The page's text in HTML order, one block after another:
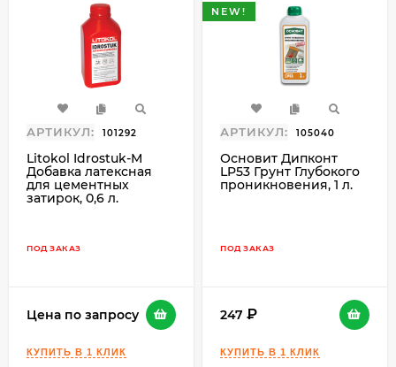
АРТИКУЛ: 101292
Litokol Idrostuk-М
Добавка латексная
для цементных
затирок, 0,6 л.
ПОД ЗАКАЗ
Цена по запросу
NEW!
АРТИКУЛ: 105040
Основит Дипконт
LP53 Грунт Глубокого
проникновения, 1 л.
ПОД ЗАКАЗ
247